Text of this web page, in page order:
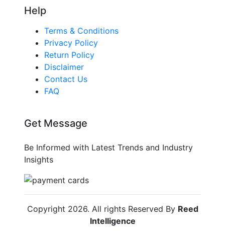
Help
Terms & Conditions
Privacy Policy
Return Policy
Disclaimer
Contact Us
FAQ
Get Message
Be Informed with Latest Trends and Industry
Insights
Copyright 2026. All rights Reserved By Reed
Intelligence